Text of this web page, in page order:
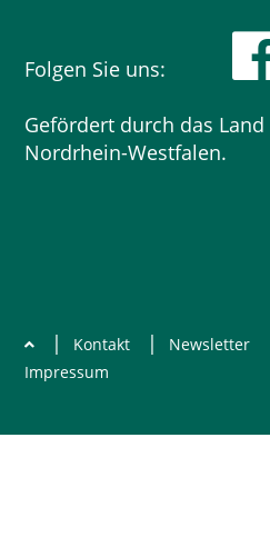
Folgen Sie uns:
Gefördert durch das Land
Nordrhein-Westfalen.
| Kontakt | Newsletter
Impressum